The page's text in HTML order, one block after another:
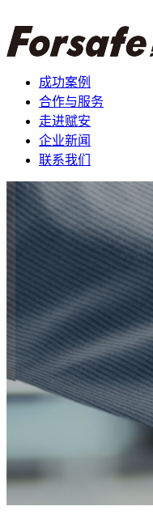
成功案例
合作与服务
走进赋安
企业新闻
联系我们